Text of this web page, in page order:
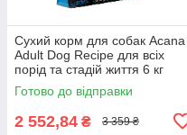
Сухий корм для собак Acana
Adult Dog Recipe для всіх
порід та стадій життя 6 кг
(a52560)
Готово до відправки
2 552,84 ₴ 3 359 ₴